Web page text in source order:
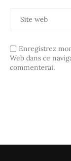
Enregistrez
Web dans ce
commenterai.